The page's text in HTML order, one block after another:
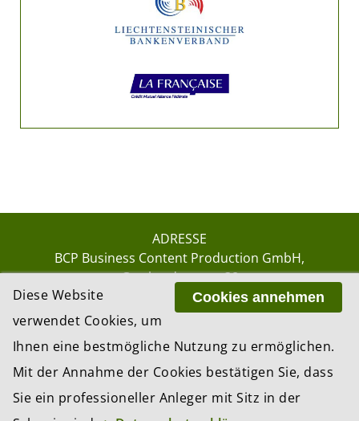
ADRESSE
BCP Business Content Production GmbH
Gotthardstrasse 38
8002 Zürich
GmbH, Zürich – Switzerland
Website by update AG, Zurich
Cookies annehmen
Diese Website
verwendet Cookies, um
Ihnen eine bestmögliche Nutzung zu ermöglichen.
Mit der Annahme der Cookies bestätigen Sie, dass
Sie ein professioneller Anleger mit Sitz in der